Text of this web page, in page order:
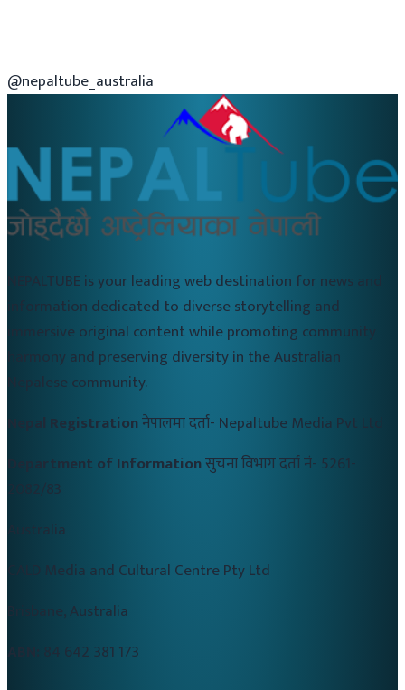
@nepaltube_australia
NEPALTUBE is your leading web destination for news and
information dedicated to diverse storytelling and
immersive original content while promoting community
harmony and preserving diversity in the Australian
Nepalese community.
Nepal Registrationनेपालमा दर्ता- Nepaltube Media Pvt Ltd
Department of Informationसुचना विभाग दर्ता नं- 5261-
2082/83
Australia
CALD Media and Cultural Centre Pty Ltd
Brisbane, Australia
84 642 381 173